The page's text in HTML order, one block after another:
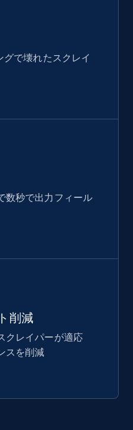
で壊れたスクレイ
数秒で出力フィール
削減
クレイパーが適応
スを削減